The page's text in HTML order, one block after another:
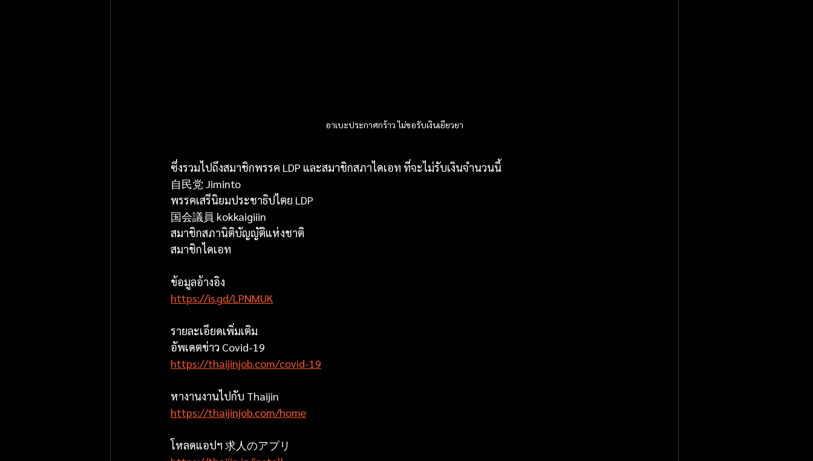
อาเบะประกาศกร้าว ไม่ขอรับเงินเยียวยา
ซึ่งรวมไปถึงสมาชิกพรรค LDP และสมาชิกสภาไดเอท ที่จะไม่รับเงินจำนวนนี้
自民党 Jiminto
พรรคเสรีนิยมประชาธิปไตย LDP
国会議員 kokkaigiiin
สมาชิกสภานิติบัญญัติแห่งชาติ
สมาชิกไดเอท
ข้อมูลอ้างอิง
https://is.gd/LPNMUK
รายละเอียดเพิ่มเติม
อัพเดตข่าว Covid-19
https://thaijinjob.com/covid-19
หางานงานไปกับ Thaijin
https://thaijinjob.com/home
โหลดแอปฯ 求人のアプリ